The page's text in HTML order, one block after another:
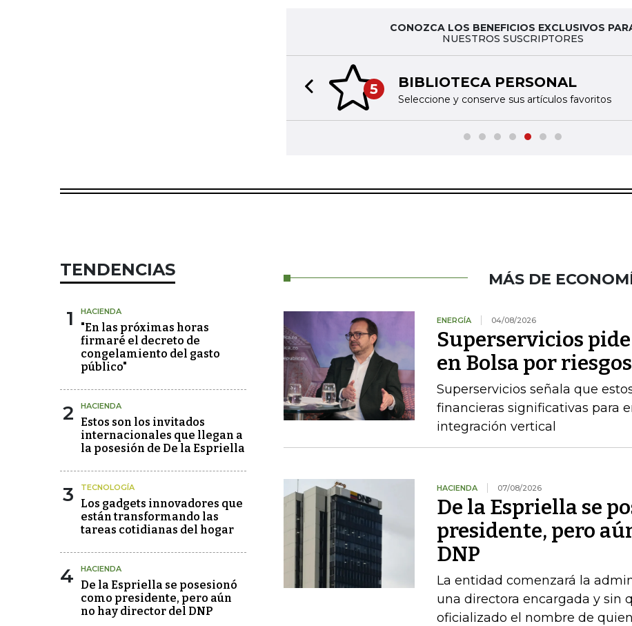
CONOZCA LOS BENEFICIOS EXCLUSIVOS
NUESTROS SUSCRIPTORES
5 BIBLIOTECA PERSONAL
Seleccione y conserve sus artículos favoritos
Previous slide
TENDENCIAS
1 HACIENDA
"En las próximas horas
firmaré el decreto de
congelamiento del gasto
público"
2 HACIENDA
Estos son los invitados
internacionales que llegan a
la posesión de De la Espriella
3 TECNOLOGÍA
Los gadgets innovadores que
están transformando las
tareas cotidianas del hogar
4 HACIENDA
De la Espriella se posesionó
como presidente, pero aún
no hay director del DNP
MÁS DE
ENERGÍA 04/08/2026
Superservicios
en Bolsa por
Superservicios señala que
financieras significativas para
integración vertical
HACIENDA 07/08/2026
De la Espriella se
presidente, pero
DNP
La entidad comenzará la
una directora encargada y sin
oficializado el nombre de